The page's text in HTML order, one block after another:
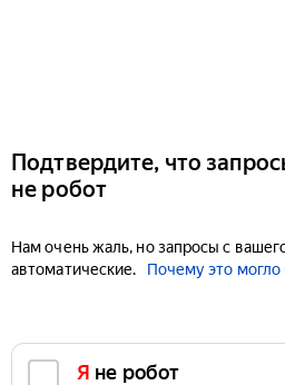
Подтвердите, что
не робот
Нам очень жаль, но запросы с
автоматические.
Почему это могло
Я не робот